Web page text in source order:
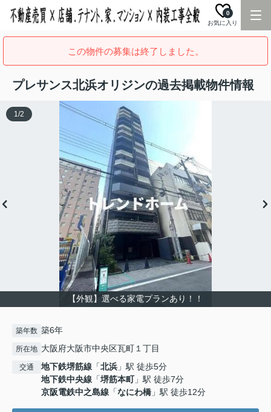
お気に入り
0
この物件の募集は終了しました。
プレサンス北浜オリジンの過去掲載物件情報
【外観】選べる家電プランあり！！
1/2
築年数 築6年
所在地 大阪府大阪市中央区瓦町１丁目
交通 地下鉄堺筋線 「北浜 」駅 徒歩5分
地下鉄中央線 「堺筋本町」駅 徒歩7分
京阪電鉄中之島線 「なにわ橋 」駅 徒歩12分